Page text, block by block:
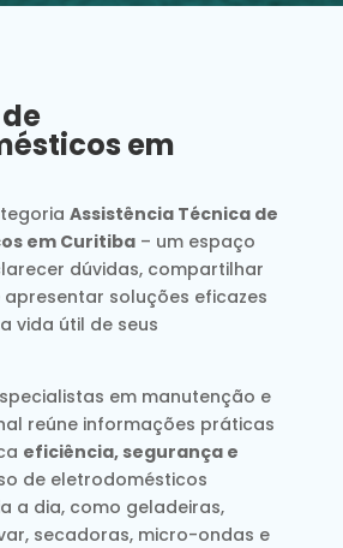
em
Assistência Técnica de
em Curitiba– um espaço
dúvidas, compartilhar
soluções eficazes
vida útil de seus
em manutenção e
reúne informações práticas
eficiência, segurança e
de eletrodomésticos
a dia, como geladeiras,
secadoras, micro-ondas e